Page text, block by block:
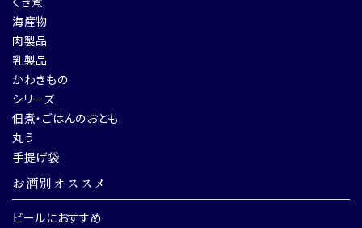
海産物
肉製品
乳製品
かわきもの
シリーズ
佃煮・ごはんのおとも
丸う
手提げ袋
お酒別オススメ
ビールにおすすめ